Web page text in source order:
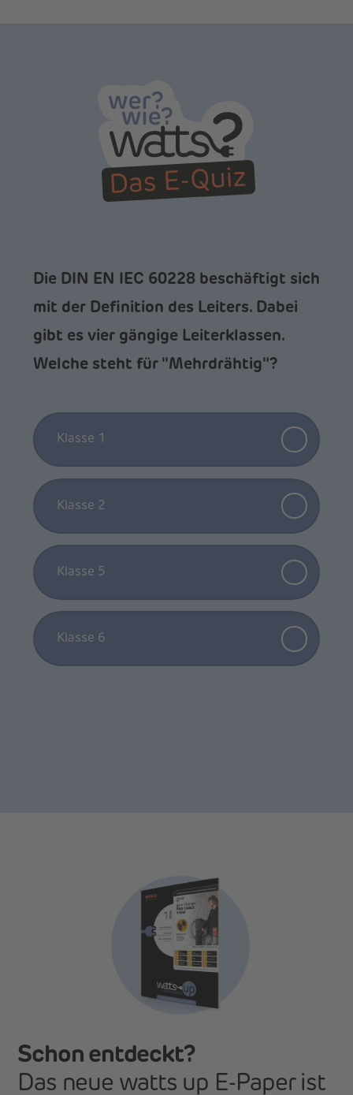
Die DIN EN IEC 60228 beschäftigt sich
mit der Definition des Leiters. Dabei
gibt es vier gängige Leiterklassen.
Welche steht für "Mehrdrähtig"?
Klasse 1
Klasse 2
Klasse 5
Klasse 6
Schon entdeckt?
Das neue watts up E-Paper ist